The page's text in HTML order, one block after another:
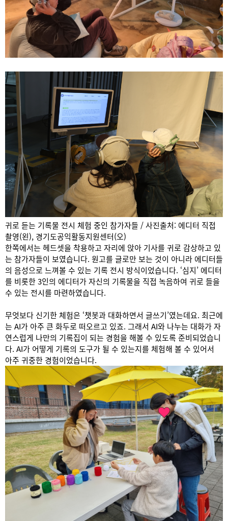
귀로 듣는 기록물 전시 체험 중인 참가자들 / 사진출처: 에디터 직접
촬영(왼), 경기도공익활동지원센터(오)
한쪽에서는 헤드셋을 착용하고 자리에 앉아 기사를 귀로 감상하고 있
는 참가자들이 보였습니다. 원고를 글로만 보는 것이 아니라 에디터들
의 음성으로 느껴볼 수 있는 기록 전시 방식이었습니다. ‘심지’ 에디터
를 비롯한 3인의 에디터가 자신의 기록물을 직접 녹음하여 귀로 들을
수 있는 전시를 마련하였습니다.
무엇보다 신기한 체험은 ‘챗봇과 대화하면서 글쓰기’였는데요. 최근에
는 AI가 아주 큰 화두로 떠오르고 있죠. 그래서 AI와 나누는 대화가 자
연스럽게 나만의 기록집이 되는 경험을 해볼 수 있도록 준비되었습니
다. AI가 어떻게 기록의 도구가 될 수 있는지를 체험해 볼 수 있어서
아주 귀중한 경험이었습니다.